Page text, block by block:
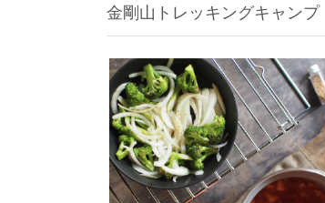
金剛山トレッキングキャンプ